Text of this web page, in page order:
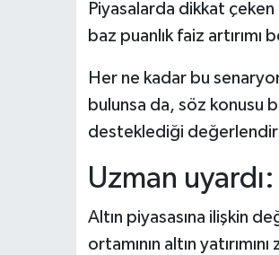
Piyasalarda dikkat
baz puanlık faiz artırımı
Her ne kadar bu
bulunsa da, söz konusu
desteklediği
Uzman
Altın piyasasına ilişkin
ortamının altın